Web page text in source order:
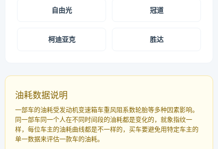
自由光 冠道
柯迪亚克 胜达
油耗数据说明
一部车的油耗受发动机变速箱车重风阻系数轮胎等多种因素影响。
同一部车同一个人在不同时间段的油耗都是变化的，就象指纹一
样，每位车主的油耗曲线都是不一样的，买车要避免用特定车主的
单一数据来评估一款车的油耗。